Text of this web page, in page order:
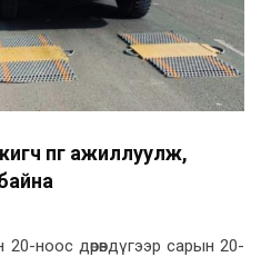
пүүг ажиллуулж,
ноос дөрөвдүгээр сарын 20-